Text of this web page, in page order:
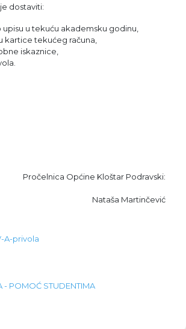
upisu u tekuću akademsku godinu,
kartice tekućeg računa,
iskaznice,
Pročelnica Općine Kloštar Podravski:
Nataša Martinčević
A-privola
- POMOĆ STUDENTIMA